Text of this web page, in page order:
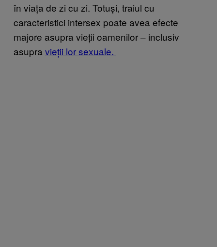
în viața de zi cu zi. Totuși, traiul cu
caracteristici intersex poate avea efecte
majore asupra vieții oamenilor – inclusiv
asupra vieții lor sexuale.